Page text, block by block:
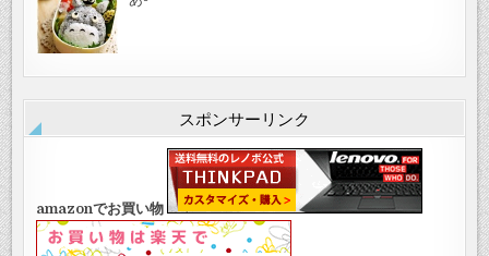
スポンサーリンク
amazonでお買い物